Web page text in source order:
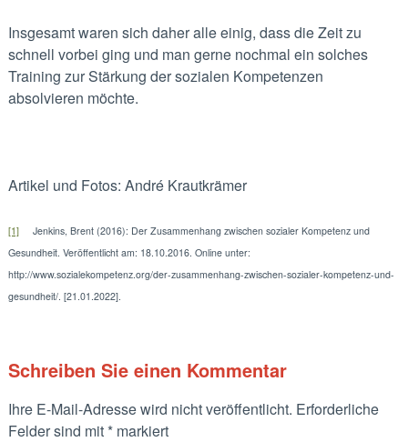
Insgesamt waren sich daher alle einig, dass die Zeit zu
schnell vorbei ging und man gerne nochmal ein solches
Training zur Stärkung der sozialen Kompetenzen
absolvieren möchte.
Artikel und Fotos: André Krautkrämer
[1]Jenkins, Brent (2016): Der Zusammenhang zwischen sozialer Kompetenz und
Gesundheit. Veröffentlicht am: 18.10.2016. Online unter:
http://www.sozialekompetenz.org/der-zusammenhang-zwischen-sozialer-kompetenz-und-
gesundheit/. [21.01.2022].
Schreiben Sie einen Kommentar
Ihre E-Mail-Adresse wird nicht veröffentlicht. Erforderliche
Felder sind mit *markiert